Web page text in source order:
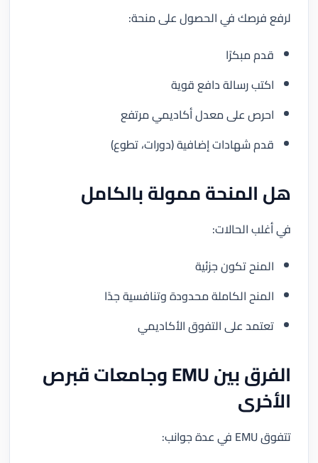
لرفع فرصك في الحصول على منحة:
قدم مبكرًا
اكتب رسالة دافع قوية
احرص على معدل أكاديمي مرتفع
قدم شهادات إضافية (دورات، تطوع)
هل المنحة ممولة بالكامل
في أغلب الحالات:
المنح تكون جزئية
المنح الكاملة محدودة وتنافسية جدًا
تعتمد على التفوق الأكاديمي
الفرق بين EMU وجامعات قبرص
الأخرى
تتفوق EMU في عدة جوانب: